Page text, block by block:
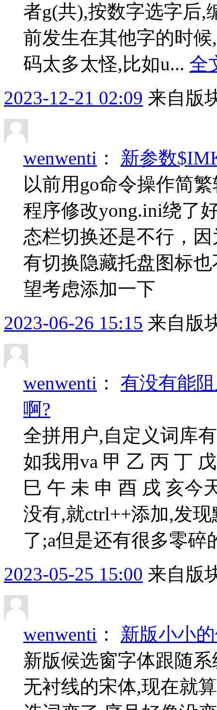
者g(共),按数字选字后,
前发生在其他字的时
码太多太怪,比如u... 全
2023-12-21 02:09 来自版
wenwenti ： 新参数
以前用go命令操作简
程序修改yong.ini绕了
态栏切换还是不行，
有切换隐藏托盘图标
望考虑添加一下
2023-06-26 15:15 来自版
wenwenti ： 有没有能
啊?
全拼用户,自定义词库
如我用va 甲 乙 丙 丁
巳 午 未 申 酉 戌 亥今
没有,就ctrl++添加,发
了;a但是还有很多零
2023-05-25 15:00 来自版
wenwenti ： 新版小小
新版候选窗字体跟随
无衬线的宋体,现在就